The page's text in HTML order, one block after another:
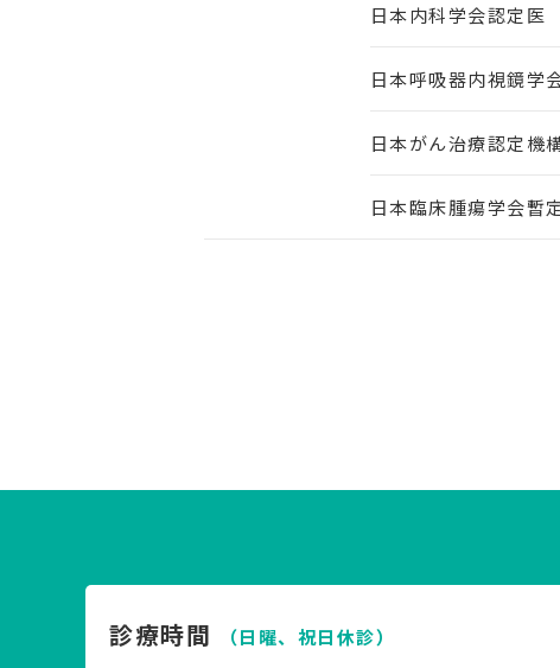
日本内科学会認定医
日本呼吸器内視鏡学
日本がん治療認定機
日本臨床腫瘍学会暫
診療時間 （日曜、祝日休診）